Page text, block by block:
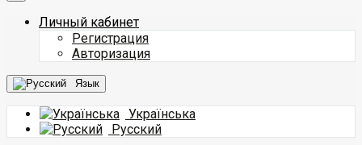
Личный кабинет
Регистрация
Авторизация
Язык
Українська
Русский